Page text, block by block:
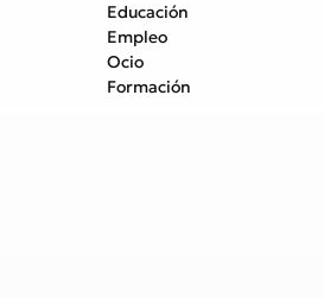
Educación
Empleo
Ocio
Formación